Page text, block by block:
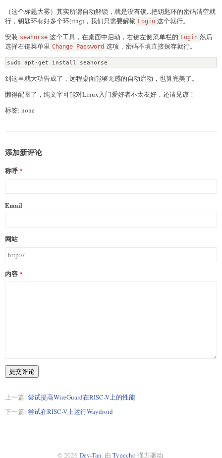
（这个标题大雾）其实所谓自动解锁，就是没有锁...把钥匙环的密码清空就
行，钥匙环有好多个环(ring)，我们只需要解锁 Login 这个就行。
安装 seahorse 这个工具，在桌面中启动，右键左侧菜单栏的 Login 然后
选择右键菜单里 Change Password 选项，密码不填直接保存就行。
sudo apt-get install seahorse
到这里就大功告成了，远程桌面能够无感的自动启动，也算完美了。
懒得配图了，纯文字可能对Linux入门爱好者不太友好，还请见谅！
标签: none
添加新评论
称呼
Email
网站
内容
提交评论
上一篇: 尝试提高WireGuard在RISC-V上的性能
下一篇: 尝试在RISC-V上运行Waydroid
© 2026 Dev-Tan. 由 Typecho 强力驱动.